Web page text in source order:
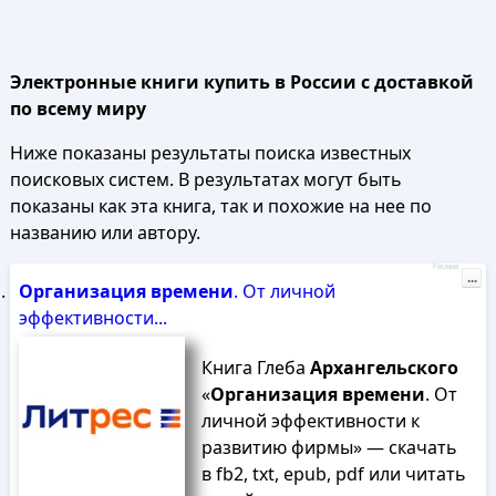
Электронные книги купить в России с доставкой
по всему миру
Ниже показаны результаты поиска известных
поисковых систем. В результатах могут быть
показаны как эта книга, так и похожие на нее по
названию или автору.
Организация времени. От личной
эффективности...
Книга Глеба Архангельского
«Организация времени. От
личной эффективности к
развитию фирмы» — скачать
в fb2, txt, epub, pdf или читать
Реклама
...